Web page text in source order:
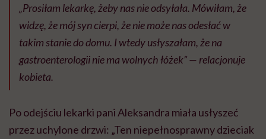
„Prosiłam lekarkę, żeby nas nie odsyłała. Mówiłam, że
widzę, że mój syn cierpi, że nie może nas odesłać w
takim stanie do domu. I wtedy usłyszałam, że na
gastroenterologii nie ma wolnych łóżek” — relacjonuje
kobieta.
Po odejściu lekarki pani Aleksandra miała usłyszeć
przez uchylone drzwi: „Ten niepełnosprawny dzieciak